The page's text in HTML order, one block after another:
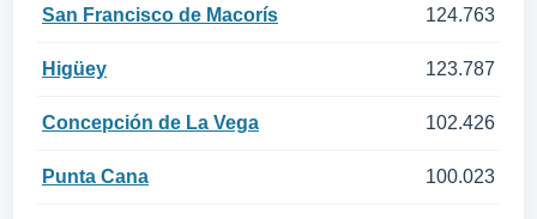
San Francisco de Macorís 124.763
Higüey 123.787
Concepción de La Vega 102.426
Punta Cana 100.023